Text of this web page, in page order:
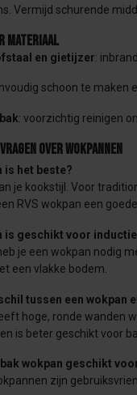
Vermijd schurende
materiaal
en gietijzer:
schoon te maken
: voorzichtig reinigen
over wokpannen
is het beste?
je kookstijl. Voor
RVS wokpan een
is geschikt voor
je een wokpan nodig
een vlakke bodem.
tussen een wokpan
hoge, ronde wanden
is beter geschikt voor
wokpan geschikt
zijn